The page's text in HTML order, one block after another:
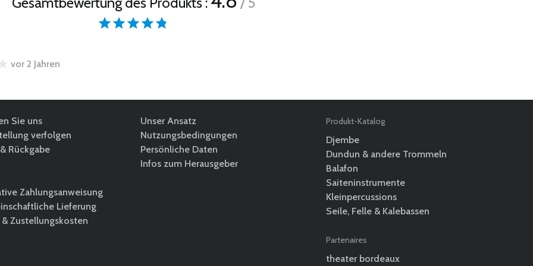
vor 2 Jahren
Sie uns
verfolgen
Rückgabe
Zahlungsanweisung
Lieferung
Zustellungskosten
Unser Ansatz
Nutzungsbedingungen
Persönliche Daten
Infos zum Herausgeber
Produkt-Katalog
Djembe
Dundun & andere Trommeln
Balafon
Saiteninstrumente
Kleinpercussions
Seile, Felle & Kalebassen
Partenaires
theater bordeaux